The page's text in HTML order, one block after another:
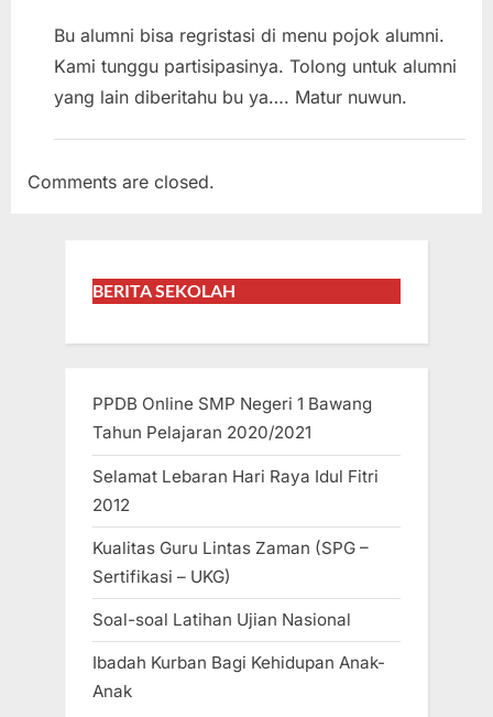
Bu alumni bisa regristasi di menu pojok alumni.
Kami tunggu partisipasinya. Tolong untuk alumni
yang lain diberitahu bu ya…. Matur nuwun.
Comments are closed.
BERITA SEKOLAH
PPDB Online SMP Negeri 1 Bawang
Tahun Pelajaran 2020/2021
Selamat Lebaran Hari Raya Idul Fitri
2012
Kualitas Guru Lintas Zaman (SPG –
Sertifikasi – UKG)
Soal-soal Latihan Ujian Nasional
Ibadah Kurban Bagi Kehidupan Anak-
Anak